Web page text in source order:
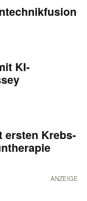
KI-
ersten Krebs-
ANZEIGE